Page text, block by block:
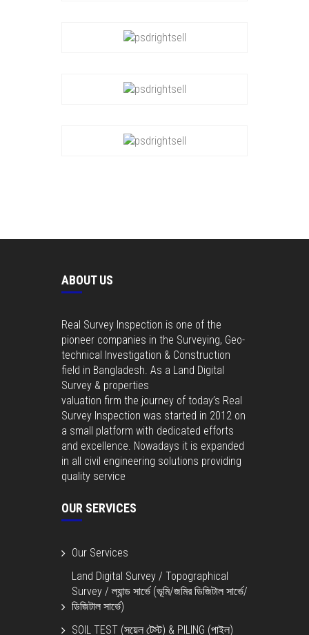
ABOUT US
Real Survey Inspection is one of the
pioneer companies in the Surveying, Geo-
technical Investigation & Construction
field in Bangladesh. As a Land Digital
Survey & properties
valuation firm the journey of today’s Real
Survey Inspection was started in 2012 on
a small platform with dedicated efforts
and excellence. Nowadays it is expanded
in all civil engineering solutions providing
quality service
OUR SERVICES
Our Services
Land Digital Survey / Topographical
Survey / ল্যান্ড সার্ভে (ভূমি/জমির ডিজিটাল সার্ভে/
ডিজিটাল সার্ভে)
SOIL TEST (সয়েল টেস্ট) & PILING (পাইল)